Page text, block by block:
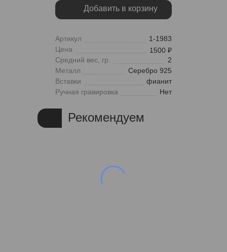
Добавить в корзину
Артикул
1-1983
Цена
1500
Средний вес, гр.
2
Металл
Серебро 925
Вставки
фианит
Ручная гравировка
Нет
Рекомендуем